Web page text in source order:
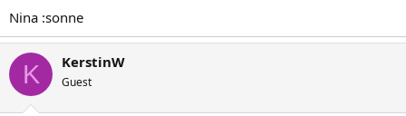
Nina :sonne
K KerstinW
Guest